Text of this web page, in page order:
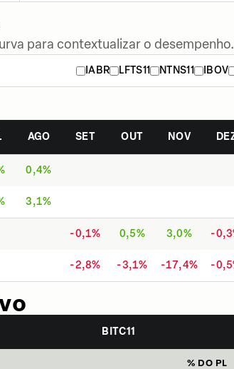
para contextualizar o desempenho.
IABR LFTS11 NTNS11 IBOV
AGO SET OUT NOV
0,4%
3,1%
-0,1% 0,5% 3,0% -
-2,8% -3,1% -17,4% -
BITC11
% DO PL